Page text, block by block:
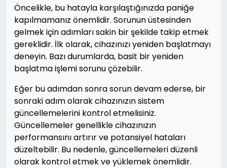
Öncelikle, bu hatayla karşılaştığınızda paniğe
kapılmamanız önemlidir. Sorunun üstesinden
gelmek için adımları sakin bir şekilde takip etmek
gereklidir. İlk olarak, cihazınızı yeniden başlatmayı
deneyin. Bazı durumlarda, basit bir yeniden
başlatma işlemi sorunu çözebilir.
Eğer bu adımdan sonra sorun devam ederse, bir
sonraki adım olarak cihazınızın sistem
güncellemelerini kontrol etmelisiniz.
Güncellemeler genellikle cihazınızın
performansını artırır ve potansiyel hataları
düzeltebilir. Bu nedenle, güncellemeleri düzenli
olarak kontrol etmek ve yüklemek önemlidir.